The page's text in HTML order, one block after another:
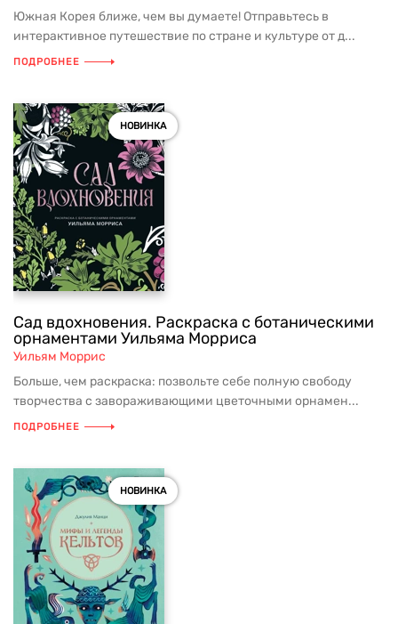
Южная Корея ближе, чем вы думаете! Отправьтесь в
интерактивное путешествие по стране и культуре от д...
ПОДРОБНЕЕ
НОВИНКА
Сад вдохновения. Раскраска с ботаническими
орнаментами Уильяма Морриса
Уильям Моррис
Больше, чем раскраска: позвольте себе полную свободу
творчества с завораживающими цветочными орнамен...
ПОДРОБНЕЕ
НОВИНКА